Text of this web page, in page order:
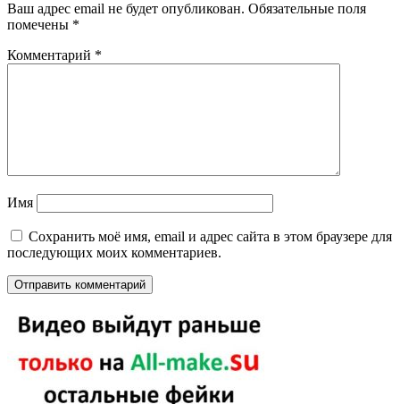
Ваш адрес email не будет опубликован. Обязательные поля
помечены *
Комментарий *
Имя
Сохранить моё имя, email и адрес сайта в этом браузере для
последующих моих комментариев.